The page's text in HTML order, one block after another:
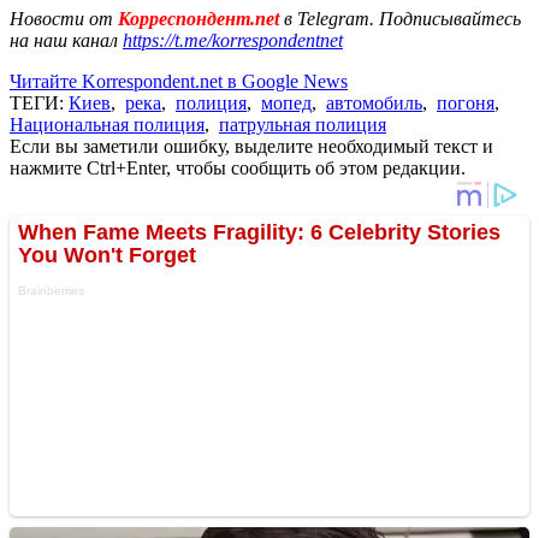
Новости от Корреспондент.netв Telegram. Подписывайтесь
на наш канал https://t.me/korrespondentnet
Читайте Korrespondent.net в Google News
ТЕГИ: Киев, река, полиция, мопед, автомобиль, погоня,
Национальная полиция, патрульная полиция
Если вы заметили ошибку, выделите необходимый текст и
нажмите Ctrl+Enter, чтобы сообщить об этом редакции.